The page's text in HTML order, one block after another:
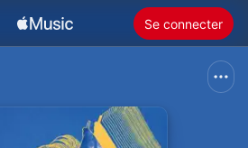
Se connecter